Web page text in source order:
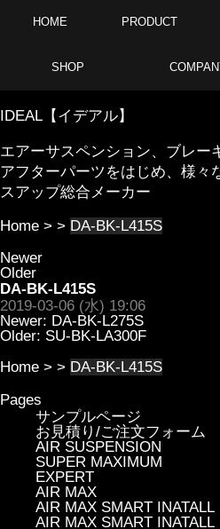
HOME PRODUCT
SHOP
IDEAL【イデアル】
エアーサスペンション、ブレー
アフターパーツをはじめ、様々
スアップ総合メーカー
Home > > DA-BK-L415S
Newer
Older
DA-BK-L415S
2019-03-06 (水) 19:06
Newer: DA-BK-L275S
Older: SU-BK-LA300F
Home > > DA-BK-L415S
Pages
サンプルページ
お見積り/ご注文フォーム
AIR SUSPENSION
SUPER MAXIMUM
EXPERT
AIR MAX
AIR MAX SMART INATALL
AIR MAX SMART INATALL